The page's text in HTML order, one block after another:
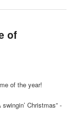
of
of the year!
Christmas” -